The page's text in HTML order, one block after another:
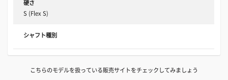
硬さ
S (Flex S)
シャフト種別
こちらのモデルを扱っている販売サイトをチェックしてみましょう